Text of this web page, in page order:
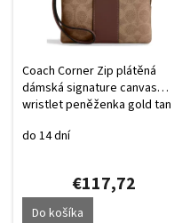
Coach Corner Zip plátěná
dámská signature canvas
wristlet peněženka gold tan
do 14 dní
€117,72
Do košíka